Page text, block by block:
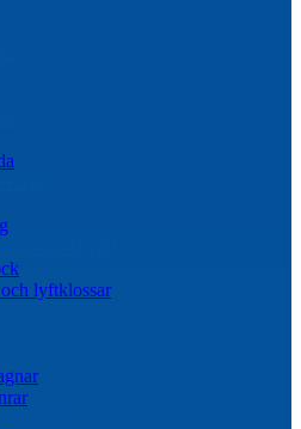
lyftklossar